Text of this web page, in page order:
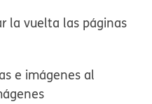
la vuelta las páginas
e imágenes al